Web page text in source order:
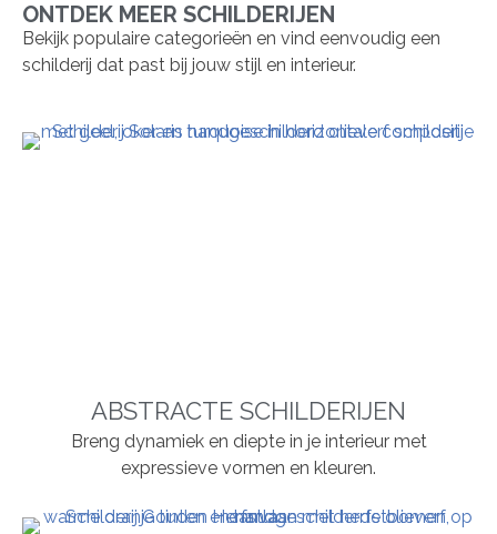
ONTDEK MEER SCHILDERIJEN
Bekijk populaire categorieën en vind eenvoudig een
schilderij dat past bij jouw stijl en interieur.
ABSTRACTE SCHILDERIJEN
Breng dynamiek en diepte in je interieur met
expressieve vormen en kleuren.